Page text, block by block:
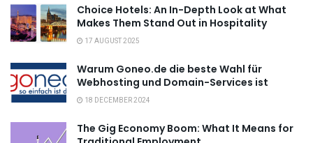
Choice Hotels: An In-Depth Look at What
Makes Them Stand Out in Hospitality
17 AUGUST 2025
Warum Goneo.de die beste Wahl für
Webhosting und Domain-Services ist
18 DECEMBER 2024
The Gig Economy Boom: What It Means for